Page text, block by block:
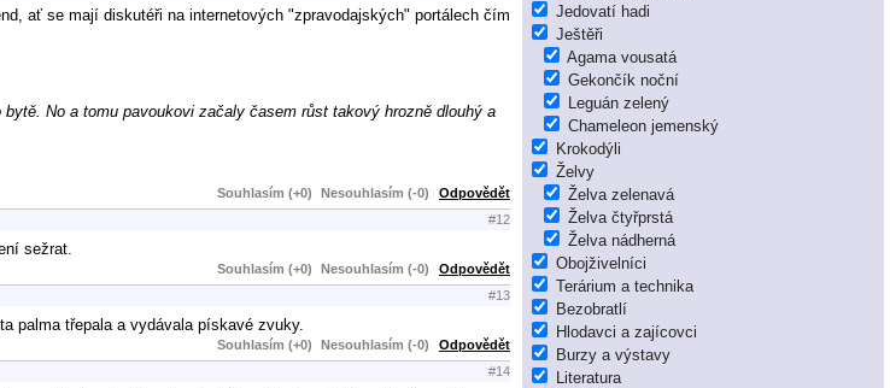
ať se mají diskutéři na internetových "zpravodajských" portálech čím
No a tomu pavoukovi začaly časem růst takový hrozně dlouhý a
Souhlasím (+0) Nesouhlasím (-0) Odpovědět
#12
sežrat.
Souhlasím (+0) Nesouhlasím (-0) Odpovědět
#13
palma třepala a vydávala pískavé zvuky.
Souhlasím (+0) Nesouhlasím (-0) Odpovědět
#14
Jedovatí hadi
Ještěři
Agama vousatá
Gekončík noční
Leguán zelený
Chameleon jemenský
Krokodýli
Želvy
Želva zelenavá
Želva čtyřprstá
Želva nádherná
Obojživelníci
Terárium a technika
Bezobratlí
Hlodavci a zajícovci
Burzy a výstavy
Literatura